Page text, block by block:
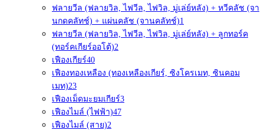
ฟลายวีล (ฟลายวิล, ไฟวีล, ไฟวิล, มู่เล่ย์หลัง) + หวีคลัช (จา
นกดคลัทช์) + แผ่นคลัช (จานคลัทช์)1
ฟลายวีล (ฟลายวิล, ไฟวีล, ไฟวิล, มู่เล่ย์หลัง) + ลูกทอร์ค
(ทอร์คเกียร์ออโต้)2
เฟืองเกียร์40
เฟืองทองเหลือง (ทองเหลืองเกียร์, ซิงโครเมท, ซินคอม
เมท)23
เฟืองเม็ดมะยมเกียร์3
เฟืองไมล์ (ไฟฟ้า)47
เฟืองไมล์ (สาย)2